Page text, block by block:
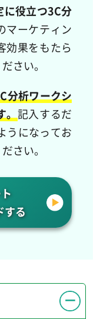
に役立つ3C分
マーケティン
効果をもたら
さい。
分析ワークシ
記入するだ
うになってお
さい。
する